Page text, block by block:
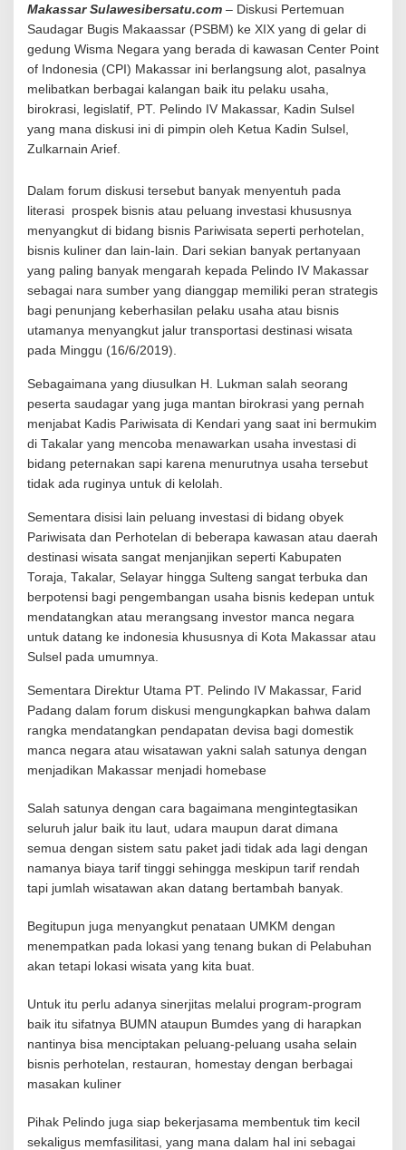
p
F
a
i
l
i
t
S
B
M
n
t
u
k
e
m
j
u
k
n
I
n
e
s
t
r
P
a
r
s
a
t
a
Makassar Sulawesibersatu.com – Diskusi Pertemuan
Saudagar Bugis Makaassar (PSBM) ke XIX yang di gelar di
gedung Wisma Negara yang berada di kawasan Center Point
of Indonesia (CPI) Makassar ini berlangsung alot, pasalnya
melibatkan berbagai kalangan baik itu pelaku usaha,
birokrasi, legislatif, PT. Pelindo IV Makassar, Kadin Sulsel
yang mana diskusi ini di pimpin oleh Ketua Kadin Sulsel,
Zulkarnain Arief.
Dalam forum diskusi tersebut banyak menyentuh pada
literasi prospek bisnis atau peluang investasi khususnya
menyangkut di bidang bisnis Pariwisata seperti perhotelan,
bisnis kuliner dan lain-lain. Dari sekian banyak pertanyaan
yang paling banyak mengarah kepada Pelindo IV Makassar
sebagai nara sumber yang dianggap memiliki peran strategis
bagi penunjang keberhasilan pelaku usaha atau bisnis
utamanya menyangkut jalur transportasi destinasi wisata
pada Minggu (16/6/2019).
Sebagaimana yang diusulkan H. Lukman salah seorang
peserta saudagar yang juga mantan birokrasi yang pernah
menjabat Kadis Pariwisata di Kendari yang saat ini bermukim
di Takalar yang mencoba menawarkan usaha investasi di
bidang peternakan sapi karena menurutnya usaha tersebut
tidak ada ruginya untuk di kelolah.
Sementara disisi lain peluang investasi di bidang obyek
Pariwisata dan Perhotelan di beberapa kawasan atau daerah
destinasi wisata sangat menjanjikan seperti Kabupaten
Toraja, Takalar, Selayar hingga Sulteng sangat terbuka dan
berpotensi bagi pengembangan usaha bisnis kedepan untuk
mendatangkan atau merangsang investor manca negara
untuk datang ke indonesia khususnya di Kota Makassar atau
Sulsel pada umumnya.
Sementara Direktur Utama PT. Pelindo IV Makassar, Farid
Padang dalam forum diskusi mengungkapkan bahwa dalam
rangka mendatangkan pendapatan devisa bagi domestik
manca negara atau wisatawan yakni salah satunya dengan
menjadikan Makassar menjadi homebase
Salah satunya dengan cara bagaimana mengintegtasikan
seluruh jalur baik itu laut, udara maupun darat dimana
semua dengan sistem satu paket jadi tidak ada lagi dengan
namanya biaya tarif tinggi sehingga meskipun tarif rendah
tapi jumlah wisatawan akan datang bertambah banyak.
Begitupun juga menyangkut penataan UMKM dengan
menempatkan pada lokasi yang tenang bukan di Pelabuhan
akan tetapi lokasi wisata yang kita buat.
Untuk itu perlu adanya sinerjitas melalui program-program
baik itu sifatnya BUMN ataupun Bumdes yang di harapkan
nantinya bisa menciptakan peluang-peluang usaha selain
bisnis perhotelan, restauran, homestay dengan berbagai
masakan kuliner
Pihak Pelindo juga siap bekerjasama membentuk tim kecil
sekaligus memfasilitasi, yang mana dalam hal ini sebagai